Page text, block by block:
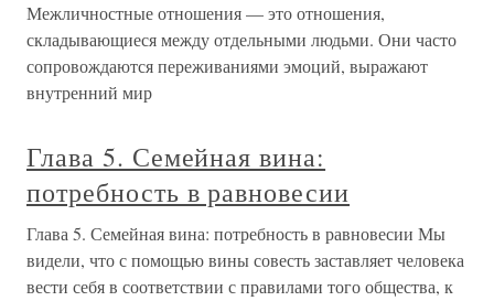
Межличностные отношения — это отношения,
складывающиеся между отдельными людьми. Они часто
сопровождаются переживаниями эмоций, выражают
внутренний мир
Глава 5. Семейная вина:
потребность в равновесии
Глава 5. Семейная вина: потребность в равновесии Мы
видели, что с помощью вины совесть заставляет человека
вести себя в соответствии с правилами того общества, к